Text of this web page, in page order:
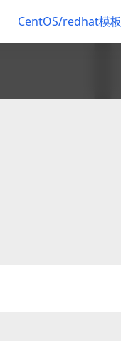
CentOS/redhat模板